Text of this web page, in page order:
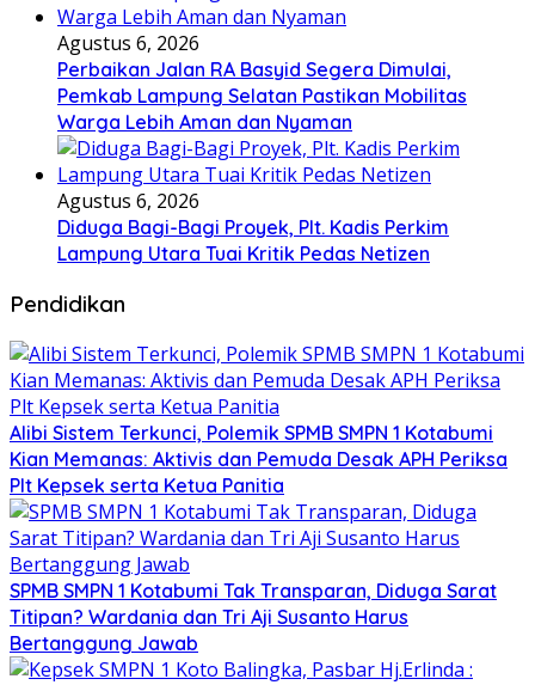
Agustus 6, 2026
Perbaikan Jalan RA Basyid Segera Dimulai,
Pemkab Lampung Selatan Pastikan Mobilitas
Warga Lebih Aman dan Nyaman
Agustus 6, 2026
Diduga Bagi-Bagi Proyek, Plt. Kadis Perkim
Lampung Utara Tuai Kritik Pedas Netizen
Pendidikan
Alibi Sistem Terkunci, Polemik SPMB SMPN 1 Kotabumi
Kian Memanas: Aktivis dan Pemuda Desak APH Periksa
Plt Kepsek serta Ketua Panitia
SPMB SMPN 1 Kotabumi Tak Transparan, Diduga Sarat
Titipan? Wardania dan Tri Aji Susanto Harus
Bertanggung Jawab